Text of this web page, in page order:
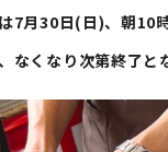
7月30日(日)、朝10
なくなり次第終了と